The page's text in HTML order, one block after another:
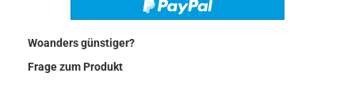
Woanders günstiger?
Frage zum Produkt